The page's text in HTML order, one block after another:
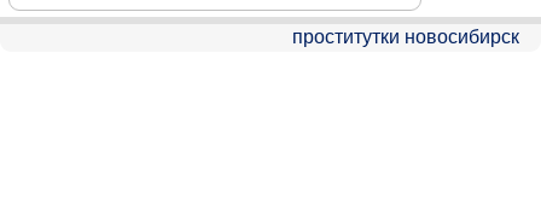
проститутки новосибирск